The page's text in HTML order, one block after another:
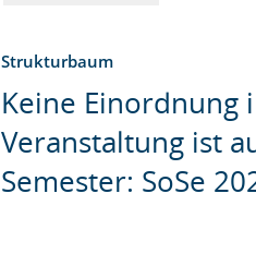
Strukturbaum
Keine Einordnung
Veranstaltung ist
Semester: SoSe